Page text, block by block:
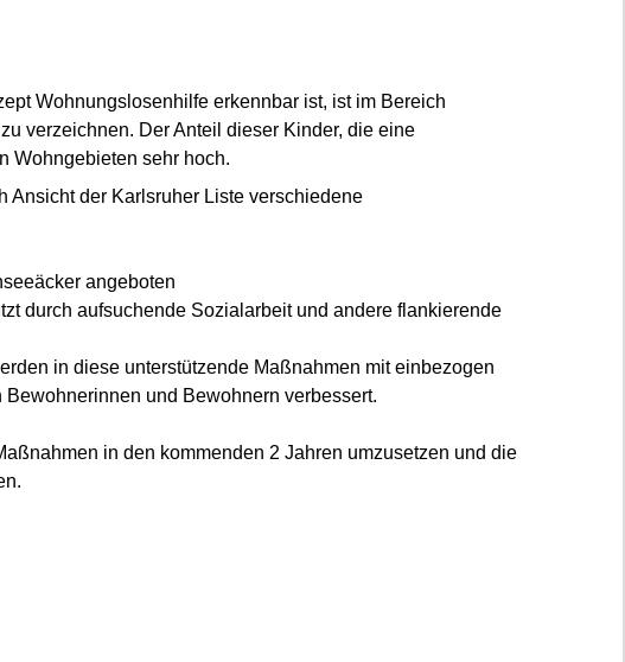
Wohnungslosenhilfe erkennbar ist, ist im Bereich
verzeichnen. Der Anteil dieser Kinder, die eine
Wohngebieten sehr hoch.
Ansicht der Karlsruher Liste verschiedene
angeboten
durch aufsuchende Sozialarbeit und andere flankierende
in diese unterstützende Maßnahmen mit einbezogen
und Bewohnern verbessert.
in den kommenden 2 Jahren umzusetzen und die